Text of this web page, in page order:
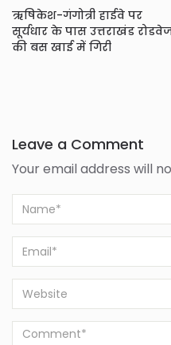
ऋषिकेश-गंगोत्री हाईवे पर
सूर्यधार के पास उत्तराखंड
की बस खाई में गिरी
Leave a Comment
Your email address will